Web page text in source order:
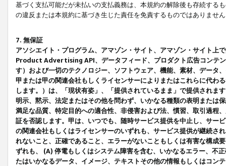
基づく支払可能だが未払いの支払義務は、本規約の解除後も存続する
の違反または本規約に基づき生じた責任を免責するものではありませ
7. 無保証
アソシエイト・プログラム、アマゾン・サイト、アマゾン・サイト上
Product Advertising API、データフィード、プロダクト広告コンテ
す）および一切のテクノロジー、ソフトウェア、機能、素材、データ
甲または甲の関連会社もしくライセンサーによりまたはこれらに代わ
します。）は、「現状有姿」、「提供されているまま」で提供されま
明示、黙示、法定またはその他を問わず、いかなる種類の表明または
満足な品質、特定目的への適合性、非侵害および法、慣習、取引過程
証を否認します。甲は、いつでも、随時サービス提供を中止し、サー
の関連会社もしくはライセンサーのいずれも、サービス提供が継続さ
れないこと、正確であること、エラーがないこともしくは有害な構成
ずれも、 (A) 停電もしくはシステム障害を含む、いかなるエラー、不
たはいかなるデータ、イメージ、テキストその他の情報もしくはコン